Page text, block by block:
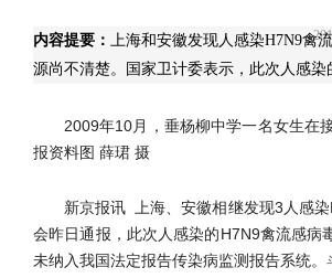
内容提要： 上海和安徽发现人感染H7N9禽
源尚不清楚。国家卫计委表示，此次人感染
2009年10月，垂杨柳中学一名女生在
报资料图 薛珺 摄
新京报讯 上海、安徽相继发现3人感
会昨日通报，此次人感染的H7N9禽流感病
未纳入我国法定报告传染病监测报告系统。